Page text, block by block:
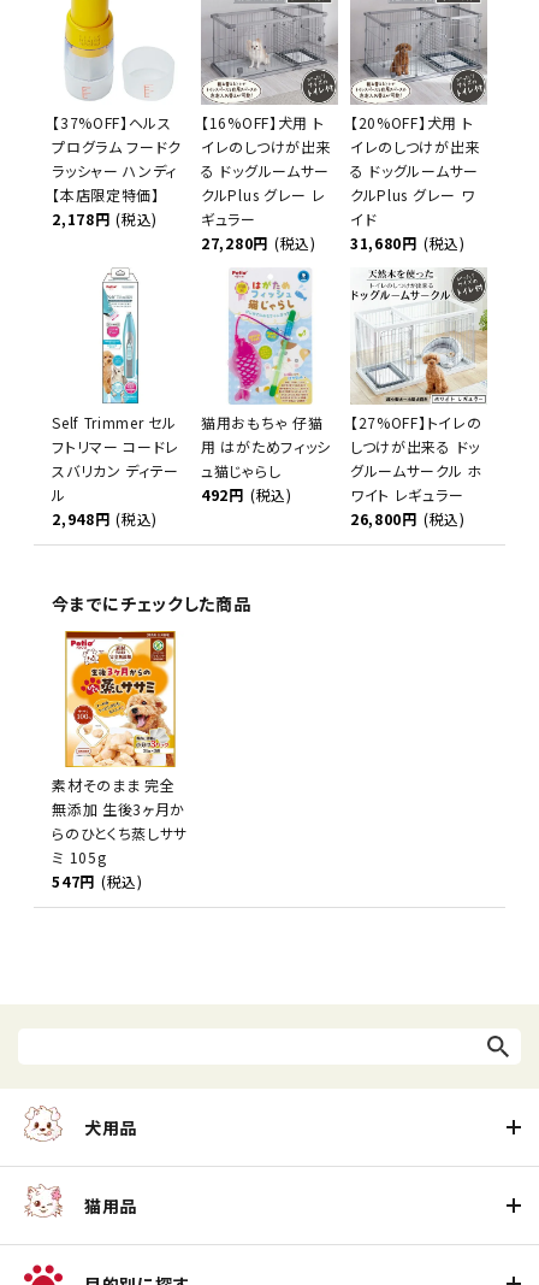
【37%OFF】ヘルス
プログラム フードク
ラッシャー ハンディ
【本店限定特価】
2,178円 (税込)
【16%OFF】犬用 ト
イレのしつけが出来
る ドッグルームサー
クルPlus グレー レ
ギュラー
27,280円 (税込)
【20%OFF】犬用 ト
イレのしつけが出来
る ドッグルームサー
クルPlus グレー ワ
イド
31,680円 (税込)
Self Trimmer セル
フトリマー コードレ
スバリカン ディテー
ル
2,948円 (税込)
猫用おもちゃ 仔猫
用 はがためフィッシ
ュ猫じゃらし
492円 (税込)
【27%OFF】トイレの
しつけが出来る ドッ
グルームサークル ホ
ワイト レギュラー
26,800円 (税込)
今までにチェックした商品
素材そのまま 完全
無添加 生後3ヶ月か
らのひとくち蒸しササ
ミ 105g
547円 (税込)
犬用品
猫用品